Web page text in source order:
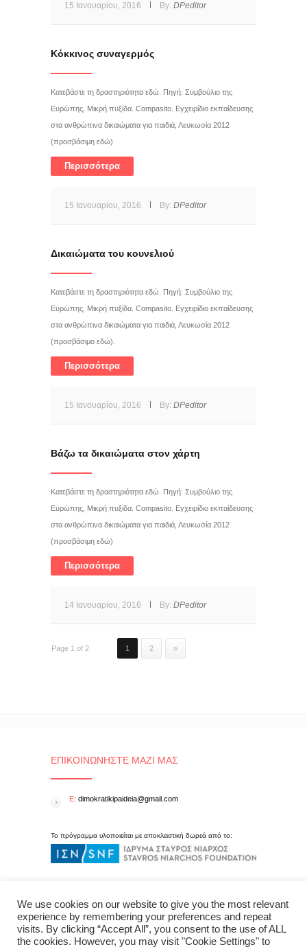
15 Ιανουαρίου, 2016 By: DPeditor
Κόκκινος συναγερμός
Κατεβάστε τη δραστηριότητα εδώ. Πηγή: Συμβούλιο της
Ευρώπης, Μικρή πυξίδα. Compasito. Εγχειρίδιο εκπαίδευσης
στα ανθρώπινα δικαιώματα για παιδιά, Λευκωσία 2012
(προσβάσιμη εδώ)
Περισσότερα
15 Ιανουαρίου, 2016 By: DPeditor
Δικαιώματα του κουνελιού
Κατεβάστε τη δραστηριότητα εδώ. Πηγή: Συμβούλιο της
Ευρώπης, Μικρή πυξίδα. Compasito. Εγχειρίδιο εκπαίδευσης
στα ανθρώπινα δικαιώματα για παιδιά, Λευκωσία 2012
(προσβάσιμο εδώ).
Περισσότερα
15 Ιανουαρίου, 2016 By: DPeditor
Βάζω τα δικαιώματα στον χάρτη
Κατεβάστε τη δραστηριότητα εδώ. Πηγή: Συμβούλιο της
Ευρώπης, Μικρή πυξίδα. Compasito. Εγχειρίδιο εκπαίδευσης
στα ανθρώπινα δικαιώματα για παιδιά, Λευκωσία 2012
(προσβάσιμη εδώ)
Περισσότερα
14 Ιανουαρίου, 2016 By: DPeditor
Page 1 of 2 1 2 »
ΕΠΙΚΟΙΝΩΝΉΣΤΕ ΜΑΖΊ ΜΑΣ
E: dimokratikipaideia@gmail.com
Το πρόγραμμα υλοποιείται με αποκλειστική δωρεά από το:
We use cookies on our website to give you the most relevant
experience by remembering your preferences and repeat
visits. By clicking “Accept All”, you consent to the use of ALL
the cookies. However, you may visit "Cookie Settings" to